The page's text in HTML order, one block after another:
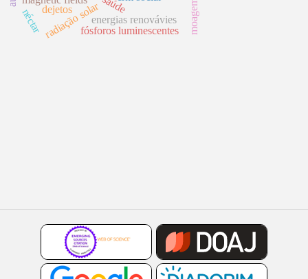
radiação solarenergias renovávies
dejetos
fósforos luminescentes
néctar